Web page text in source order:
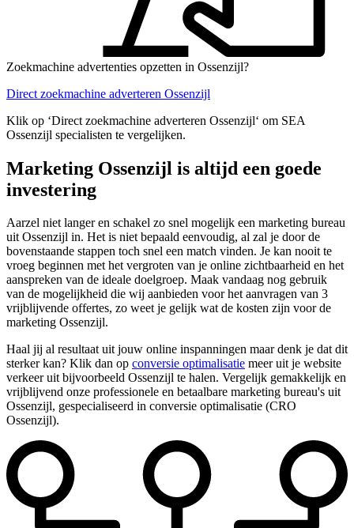
Zoekmachine advertenties opzetten in Ossenzijl?
Direct zoekmachine adverteren Ossenzijl
Klik op ‘Direct zoekmachine adverteren Ossenzijl‘ om SEA
Ossenzijl specialisten te vergelijken.
Marketing Ossenzijl is altijd een goede
investering
Aarzel niet langer en schakel zo snel mogelijk een marketing bureau
uit Ossenzijl in. Het is niet bepaald eenvoudig, al zal je door de
bovenstaande stappen toch snel een match vinden. Je kan nooit te
vroeg beginnen met het vergroten van je online zichtbaarheid en het
aanspreken van de ideale doelgroep. Maak vandaag nog gebruik
van de mogelijkheid die wij aanbieden voor het aanvragen van 3
vrijblijvende offertes, zo weet je gelijk wat de kosten zijn voor de
marketing Ossenzijl.
Haal jij al resultaat uit jouw online inspanningen maar denk je dat dit
sterker kan? Klik dan op conversie optimalisatie meer uit je website
verkeer uit bijvoorbeeld Ossenzijl te halen. Vergelijk gemakkelijk en
vrijblijvend onze professionele en betaalbare marketing bureau's uit
Ossenzijl, gespecialiseerd in conversie optimalisatie (CRO
Ossenzijl).